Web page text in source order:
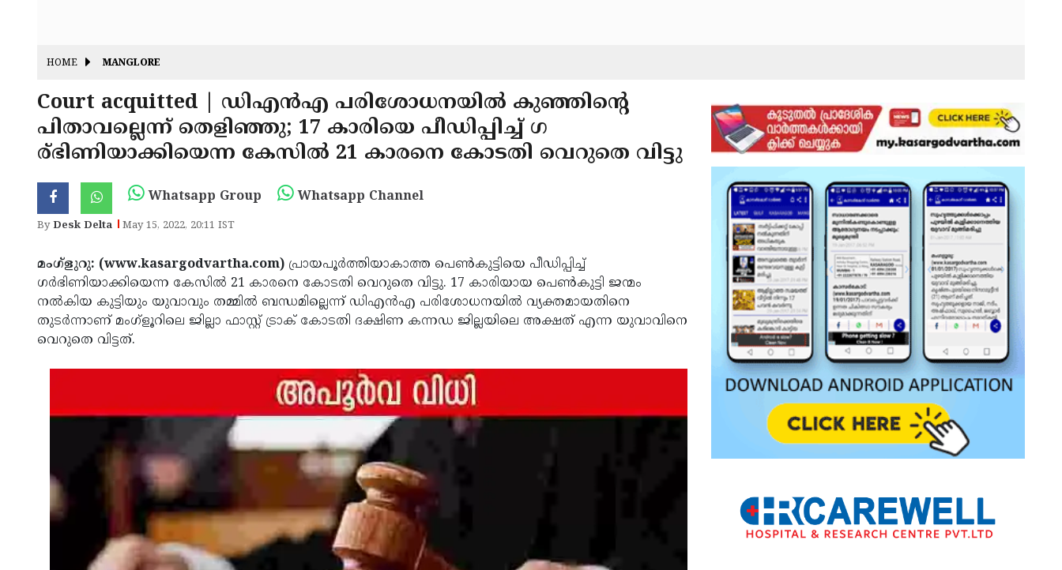
HOME MANGLORE
Court acquitted | ഡിഎൻഎ പരിശോധനയിൽ കുഞ്ഞിന്റെ
പിതാവല്ലെന്ന് തെളിഞ്ഞു; 17 കാരിയെ പീഡിപ്പിച്ച് ഗ
ര്ഭിണിയാക്കിയെന്ന കേസിൽ 21 കാരനെ കോടതി വെറുതെ വിട്ടു
Whatsapp Group Whatsapp Channel
ByDesk Delta May 15, 2022, 20:11 IST
മംഗ്ളുറു: (www.kasargodvartha.com) പ്രായപൂർത്തിയാകാത്ത പെൺകുട്ടിയെ പീഡിപ്പിച്ച്
ഗർഭിണിയാക്കിയെന്ന കേസിൽ 21 കാരനെ കോടതി വെറുതെ വിട്ടു. 17 കാരിയായ പെൺകുട്ടി ജന്മം
നൽകിയ കുട്ടിയും യുവാവും തമ്മിൽ ബന്ധമില്ലെന്ന് ഡിഎൻഎ പരിശോധനയിൽ വ്യക്തമായതിനെ
തുടർന്നാണ് മംഗ്ളൂറിലെ ജില്ലാ ഫാസ്റ്റ് ട്രാക് കോടതി ദക്ഷിണ കന്നഡ ജില്ലയിലെ അക്ഷത് എന്ന യുവാവിനെ
വെറുതെ വിട്ടത്.